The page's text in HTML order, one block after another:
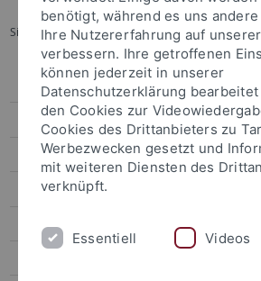
Sie sind hier: Startseite ... Pride Month
Veranstaltungen
Veranstaltungskalender
Zentrale Veranstaltungen
Dies Universitatis
benötigt, während es uns
Ihre Nutzererfahrung auf
verbessern. Ihre getroffenen
können jederzeit in unserer
Datenschutzerklärung
den Cookies zur
Cookies des Drittanbieters zu
Werbezwecken gesetzt und
mit weiteren Diensten des
verknüpft.
Essentiell Videos